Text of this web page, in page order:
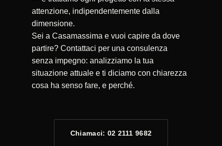
attenzione, indipendentemente dalla
dimensione.
Sei a Casamassima e vuoi capire da dove
partire? Contattaci per una consulenza
senza impegno: analizziamo la tua
situazione attuale e ti diciamo con chiarezza
cosa ha senso fare, e perché.
Chiamaci: 02 2111 9682